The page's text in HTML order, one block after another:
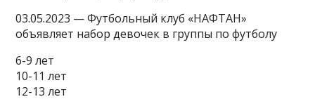
03.05.2023 — Футбольный клуб «НАФТАН»
объявляет набор девочек в группы по футболу
6-9 лет
10-11 лет
12-13 лет